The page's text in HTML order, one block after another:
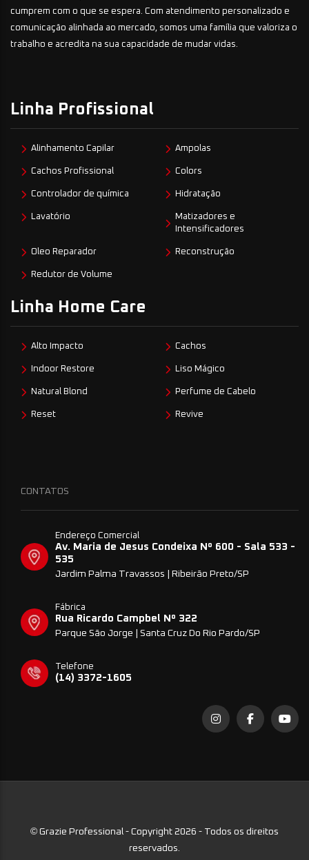
cumprem com o que se espera. Com atendimento personalizado e
comunicação alinhada ao mercado, somos uma família que valoriza o
trabalho e acredita na sua capacidade de mudar vidas.
Linha Profissional
Alinhamento Capilar Ampolas
Cachos Profissional Colors
Controlador de química Hidratação
Lavatório
Matizadores e
Intensificadores
Oleo Reparador Reconstrução
Redutor de Volume
Linha Home Care
Alto Impacto Cachos
Indoor Restore Liso Mágico
Natural Blond Perfume de Cabelo
Reset Revive
CONTATOS
Endereço Comercial
Av. Maria de Jesus Condeixa Nº 600 - Sala 533 -
535
Jardim Palma Travassos | Ribeirão Preto/SP
Fábrica
Rua Ricardo Campbel Nº 322
Parque São Jorge | Santa Cruz Do Rio Pardo/SP
Telefone
(14) 3372-1605
© Grazie Professional - Copyright 2026 - Todos os direitos
reservados.